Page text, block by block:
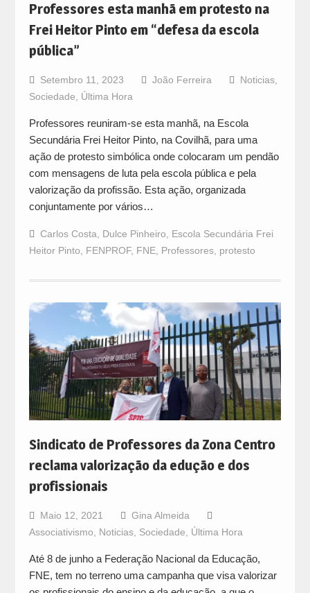
Professores esta manhã em protesto na
Frei Heitor Pinto em “defesa da escola
pública”
Setembro 11, 2023 João Ferreira Noticias,
Sociedade
Última Hora
Professores reuniram-se esta manhã, na Escola
Secundária Frei Heitor Pinto, na Covilhã, para uma
ação de protesto simbólica onde colocaram um pendão
com mensagens de luta pela escola pública e pela
valorização da profissão. Esta ação, organizada
conjuntamente por vários…
Carlos Costa Dulce Pinheiro
Escola Secundária Frei
Heitor Pinto
FENPROF, FNE, Professores, protesto
Sindicato de Professores da Zona Centro
reclama valorização da edução e dos
profissionais
Maio 12, 2021
Gina Almeida
Associativismo, Noticias, Sociedade, Última Hora
Até 8 de junho a Federação Nacional da Educação,
FNE, tem no terreno uma campanha que visa valorizar